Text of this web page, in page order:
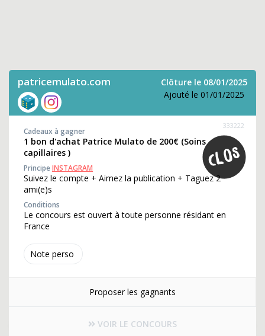
patricemulato.com
Clôture le 08/01/2025
Ajouté le 01/01/2025
Note perso
333222
Cadeaux à gagner
1 bon d'achat Patrice Mulato de 200€ (Soins
capillaires )
PrincipeINSTAGRAM
Suivez le compte + Aimez la publication + Taguez 2
ami(e)s
Conditions
Le concours est ouvert à toute personne résidant en
France
Proposer les gagnants
VOIR LE CONCOURS